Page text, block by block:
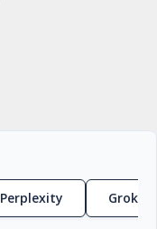
Perplexity Grok